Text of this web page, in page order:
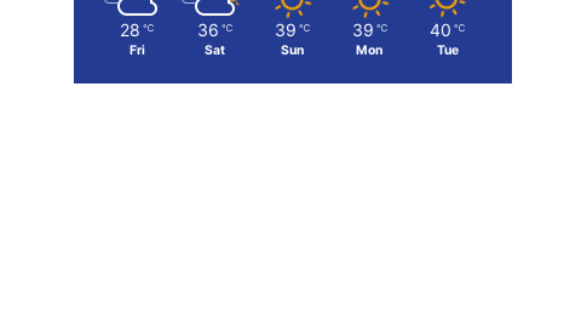
28 ℃
Fri
36 ℃
Sat
39 ℃
Sun
39 ℃
Mon
40 ℃
Tue